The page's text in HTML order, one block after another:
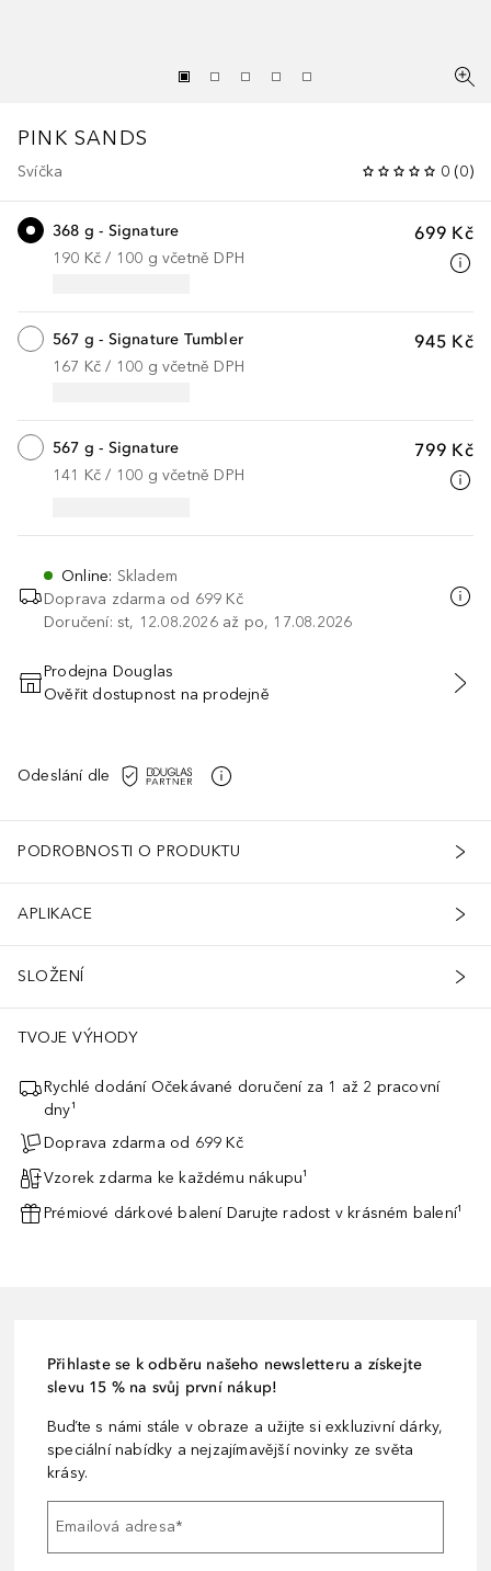
PINK SANDS
Svíčka 0 (0)
699 Kč
368 g - Signature
190 Kč / 100 g včetně DPH
945 Kč
567 g - Signature Tumbler
167 Kč / 100 g včetně DPH
799 Kč
567 g - Signature
141 Kč / 100 g včetně DPH
Online: Skladem
Doprava zdarma od 699 Kč
Doručení: st, 12.08.2026 až po, 17.08.2026
PŘIDAT DO KOŠÍKU
Prodejna Douglas
Ověřit dostupnost na prodejně
Odeslání dle
PODROBNOSTI O PRODUKTU
APLIKACE
SLOŽENÍ
TVOJE VÝHODY
Rychlé dodání Očekávané doručení za 1 až 2 pracovní
dny¹
Doprava zdarma od 699 Kč
Vzorek zdarma ke každému nákupu¹
Prémiové dárkové balení Darujte radost v krásném balení¹
Přihlaste se k odběru našeho newsletteru a získejte
slevu 15 % na svůj první nákup!
Buďte s námi stále v obraze a užijte si exkluzivní dárky,
speciální nabídky a nejzajímavější novinky ze světa
krásy.
Emailová adresa*